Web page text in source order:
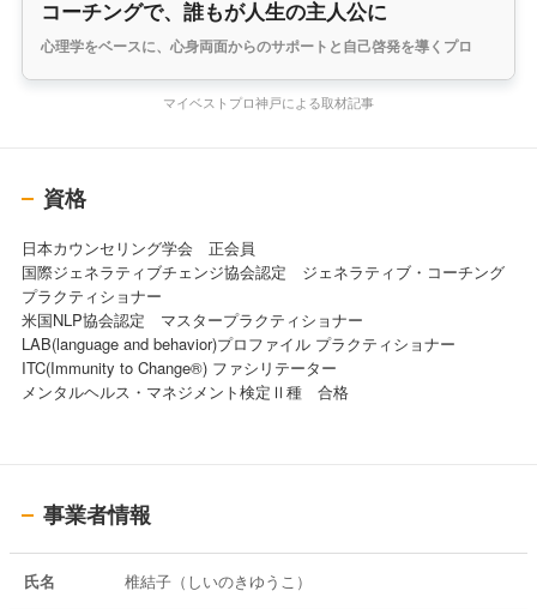
コーチングで、誰もが人生の主人公に
心理学をベースに、心身両面からのサポートと自己啓発を導くプロ
マイベストプロ神戸による取材記事
資格
日本カウンセリング学会 正会員
国際ジェネラティブチェンジ協会認定 ジェネラティブ・コーチング
プラクティショナー
米国NLP協会認定 マスタープラクティショナー
LAB(language and behavior)プロファイル プラクティショナー
ITC(Immunity to Change®) ファシリテーター
メンタルヘルス・マネジメント検定Ⅱ種 合格
事業者情報
氏名 椎結子（しいのきゆうこ）